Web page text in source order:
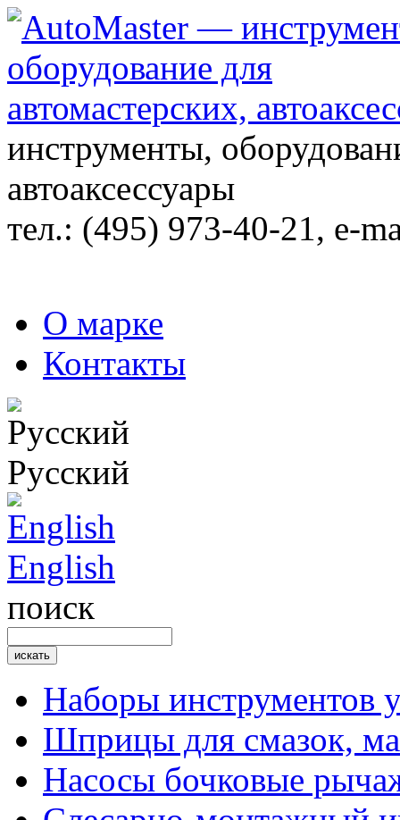
инструменты,
автоаксессуары
тел.: (495) 973-40-21, e-
О марке
Контакты
Русский
English
поиск
Наборы инструментов
Шприцы для смазок,
Насосы бочковые